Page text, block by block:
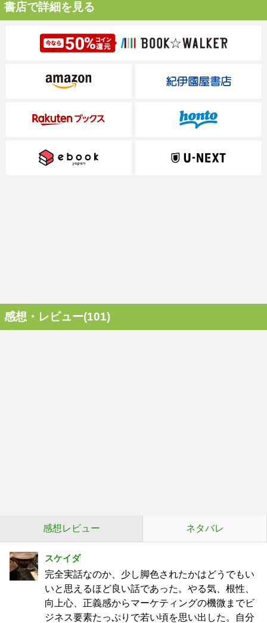
書店で詳細を見る
感想・レビュー(101)
感想レビュー ネタバレ
スケイダ
完全実話なのか、少し脚色されたかはどうでもい
いと思えるほど良い話であった。やる気、根性、
向上心、正義感からマーケティングの機微までビ
ジネス要素たっぷりで若い頃を思い出した。自分